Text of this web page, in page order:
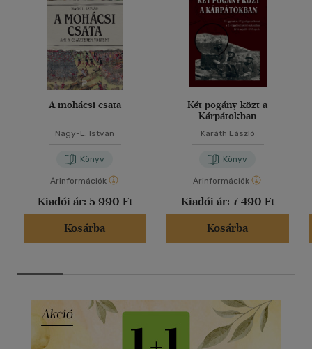
A mohácsi csata
Nagy-L. István
Könyv
Árinformációk
Kiadói ár: 5 990 Ft
Kosárba
Két pogány közt a
Kárpátokban
Karáth László
Könyv
Árinformációk
Kiadói ár: 7 490 Ft
Kosárba